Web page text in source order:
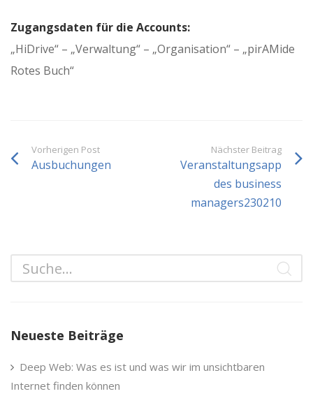
Zugangsdaten für die Accounts:
„HiDrive“ – „Verwaltung“ – „Organisation“ – „pirAMide
Rotes Buch“
Vorherigen Post
Ausbuchungen
Nächster Beitrag
Veranstaltungsapp
des business
managers230210
Neueste Beiträge
Deep Web: Was es ist und was wir im unsichtbaren
Internet finden können